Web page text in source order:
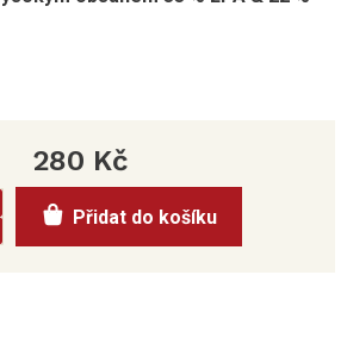
280 Kč
cena:
Přidat do košíku